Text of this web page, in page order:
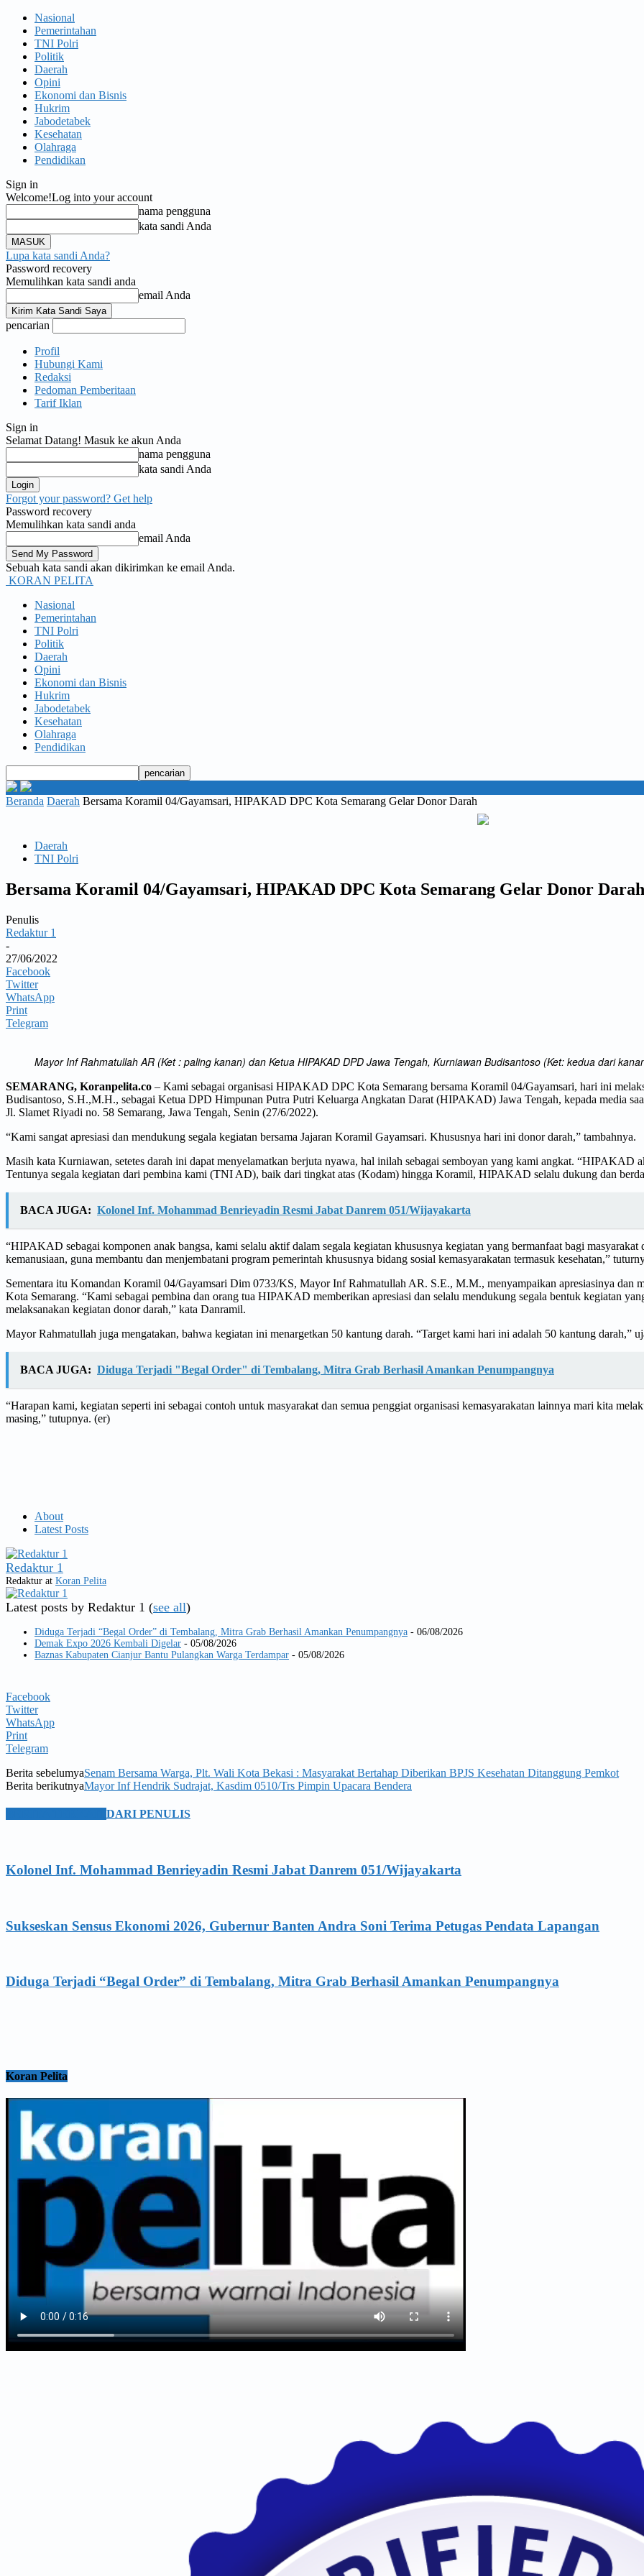
Nasional
Pemerintahan
TNI Polri
Politik
Daerah
Opini
Ekonomi dan Bisnis
Hukrim
Jabodetabek
Kesehatan
Olahraga
Pendidikan
Sign in
Welcome!Log into your account
nama pengguna
kata sandi Anda
Lupa kata sandi Anda?
Password recovery
Memulihkan kata sandi anda
email Anda
pencarian
Profil
Hubungi Kami
Redaksi
Pedoman Pemberitaan
Tarif Iklan
Sign in
Selamat Datang! Masuk ke akun Anda
nama pengguna
kata sandi Anda
Forgot your password? Get help
Password recovery
Memulihkan kata sandi anda
email Anda
Sebuah kata sandi akan dikirimkan ke email Anda.
KORAN PELITA
Nasional
Pemerintahan
TNI Polri
Politik
Daerah
Opini
Ekonomi dan Bisnis
Hukrim
Jabodetabek
Kesehatan
Olahraga
Pendidikan
Beranda Daerah Bersama Koramil 04/Gayamsari, HIPAKAD DPC Kota Semarang Gelar Donor Darah
Daerah
TNI Polri
Bersama Koramil 04/Gayamsari, HIPAKAD DPC Kota Semarang Gelar Donor Darah
Penulis
Redaktur 1
-
27/06/2022
Facebook
Twitter
WhatsApp
Print
Telegram
Mayor Inf Rahmatullah AR (Ket : paling kanan) dan Ketua HIPAKAD DPD Jawa Tengah, Kurniawan Budisantoso (Ket: kedua dari
SEMARANG, Koranpelita.co – Kami sebagai organisasi HIPAKAD DPC Kota Semarang bersama Koramil 04/Gayamsari, hari ini
Budisantoso, S.H.,M.H., sebagai Ketua DPD Himpunan Putra Putri Keluarga Angkatan Darat (HIPAKAD) Jawa Tengah, kepada media
Jl. Slamet Riyadi no. 58 Semarang, Jawa Tengah, Senin (27/6/2022).
“Kami sangat apresiasi dan mendukung segala kegiatan bersama Jajaran Koramil Gayamsari. Khususnya hari ini donor darah,” tambahnya.
Masih kata Kurniawan, setetes darah ini dapat menyelamatkan berjuta nyawa, hal inilah sebagai semboyan yang kami angkat. “HIPAKAD
Tentunya segala kegiatan dari pembina kami (TNI AD), baik dari tingkat atas (Kodam) hingga Koramil, HIPAKAD selalu dukung dan
BACA JUGA: Kolonel Inf. Mohammad Benrieyadin Resmi Jabat Danrem 051/Wijayakarta
“HIPAKAD sebagai komponen anak bangsa, kami selalu aktif dalam segala kegiatan khususnya kegiatan yang bermanfaat bagi masyarakat
kemanusiaan, guna membantu dan menjembatani program pemerintah khususnya bidang sosial kemasyarakatan termasuk kesehatan,”
Sementara itu Komandan Koramil 04/Gayamsari Dim 0733/KS, Mayor Inf Rahmatullah AR. S.E., M.M., menyampaikan apresiasinya
Kota Semarang. “Kami sebagai pembina dan orang tua HIPAKAD memberikan apresiasi dan selalu mendukung segala bentuk kegiatan
melaksanakan kegiatan donor darah,” kata Danramil.
Mayor Rahmatullah juga mengatakan, bahwa kegiatan ini menargetkan 50 kantung darah. “Target kami hari ini adalah 50 kantung darah,”
BACA JUGA: Diduga Terjadi "Begal Order" di Tembalang, Mitra Grab Berhasil Amankan Penumpangnya
“Harapan kami, kegiatan seperti ini sebagai contoh untuk masyarakat dan semua penggiat organisasi kemasyarakatan lainnya mari kita
masing,” tutupnya. (er)
About
Latest Posts
Redaktur 1
Redaktur at Koran Pelita
Latest posts by Redaktur 1 (see all)
Diduga Terjadi “Begal Order” di Tembalang, Mitra Grab Berhasil Amankan Penumpangnya - 06/08/2026
Demak Expo 2026 Kembali Digelar - 05/08/2026
Baznas Kabupaten Cianjur Bantu Pulangkan Warga Terdampar - 05/08/2026
Facebook
Twitter
WhatsApp
Print
Telegram
Berita sebelumyaSenam Bersama Warga, Plt. Wali Kota Bekasi : Masyarakat Bertahap Diberikan BPJS Kesehatan Ditanggung Pemkot
Berita berikutnyaMayor Inf Hendrik Sudrajat, Kasdim 0510/Trs Pimpin Upacara Bendera
DARI PENULIS
Kolonel Inf. Mohammad Benrieyadin Resmi Jabat Danrem 051/Wijayakarta
Sukseskan Sensus Ekonomi 2026, Gubernur Banten Andra Soni Terima Petugas Pendata Lapangan
Diduga Terjadi “Begal Order” di Tembalang, Mitra Grab Berhasil Amankan Penumpangnya
Koran Pelita